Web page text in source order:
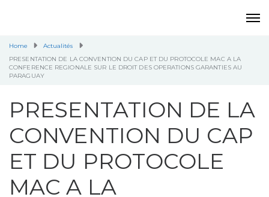
Home
Actualités
PRESENTATION DE LA CONVENTION DU CAP ET DU PROTOCOLE MAC A LA
CONFERENCE REGIONALE SUR LE DROIT DES OPERATIONS GARANTIES AU
PARAGUAY
PRESENTATION DE LA
CONVENTION DU CAP
ET DU PROTOCOLE
MAC A LA